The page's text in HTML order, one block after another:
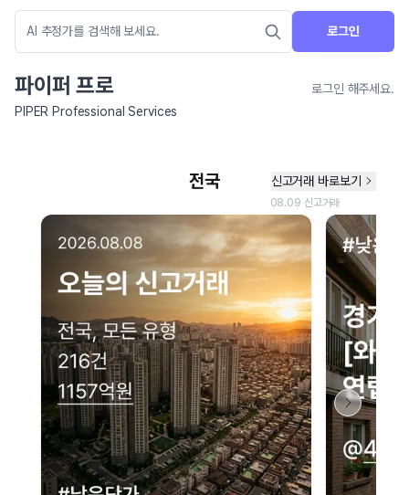
로그인
파이퍼 프로
로그인 해주세요.
PIPER Professional Services
네이버 지도 연결 안내
현재 네이버 지도 연결이 원활하지 않아 지도를 불러올 수 없습니다.
이용에 불편을 드려 죄송합니다.
다시 시도